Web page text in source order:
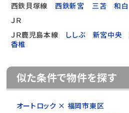
西鉄貝塚線
西鉄新宮 三苫 和白
ＪＲ
ＪＲ鹿児島本線
ししぶ 新宮中央
香椎
似た条件で物件を探す
オートロック × 福岡市東区